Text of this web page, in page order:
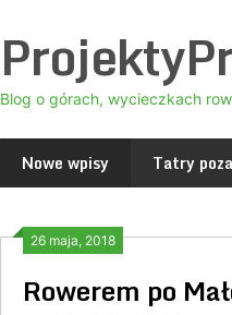
Blog o górach, wycieczkach
Nowe wpisy Tatry
26 maja, 2018
Rowerem po